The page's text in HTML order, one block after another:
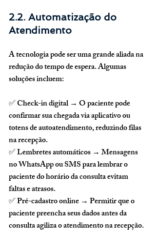
2.2. Automatização do
Atendimento
A tecnologia pode ser uma grande aliada na
redução do tempo de espera. Algumas
soluções incluem:
✅ Check-in digital → O paciente pode
confirmar sua chegada via aplicativo ou
totens de autoatendimento, reduzindo filas
na recepção.
✅ Lembretes automáticos → Mensagens
no WhatsApp ou SMS para lembrar o
paciente do horário da consulta evitam
faltas e atrasos.
✅ Pré-cadastro online → Permitir que o
paciente preencha seus dados antes da
consulta agiliza o atendimento na recepção.